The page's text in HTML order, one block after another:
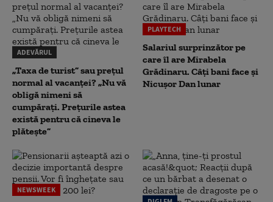
ADEVĂRUL
„Taxa de turist” sau prețul
normal al vacanței? „Nu vă
obligă nimeni să
cumpărați. Prețurile astea
există pentru că cineva le
plătește”
PLAYTECH
Salariul surprinzător pe
care îl are Mirabela
Grădinaru. Câţi bani face şi
Nicuşor Dan lunar
NEWSWEEK